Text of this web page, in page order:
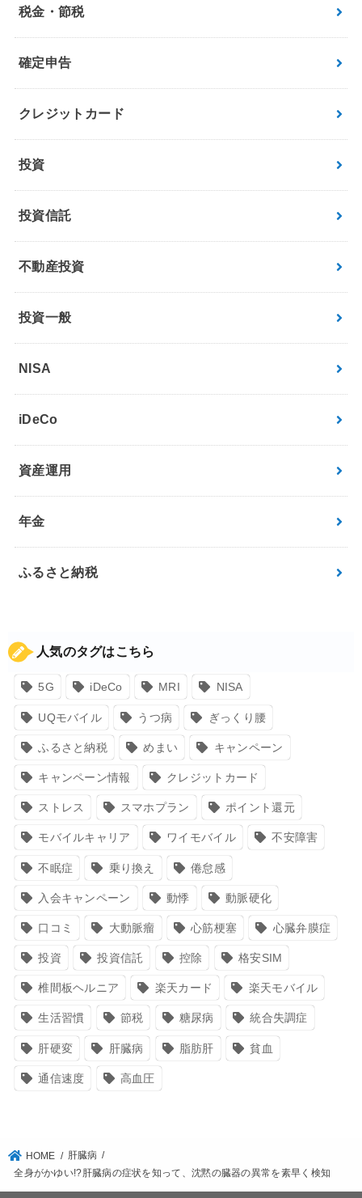
税金・節税
確定申告
クレジットカード
投資
投資信託
不動産投資
投資一般
NISA
iDeCo
資産運用
年金
ふるさと納税
人気のタグはこちら
5G iDeCo MRI NISA
UQモバイル うつ病 ぎっくり腰
ふるさと納税 めまい キャンペーン
キャンペーン情報 クレジットカード
ストレス スマホプラン ポイント還元
モバイルキャリア ワイモバイル 不安障害
不眠症 乗り換え 倦怠感
入会キャンペーン 動悸 動脈硬化
口コミ 大動脈瘤 心筋梗塞 心臓弁膜症
投資 投資信託 控除 格安SIM
椎間板ヘルニア 楽天カード 楽天モバイル
生活習慣 節税 糖尿病 統合失調症
肝硬変 肝臓病 脂肪肝 貧血
通信速度 高血圧
HOME
肝臓病
全身がかゆい!?肝臓病の症状を知って、沈黙の臓器の異常を素早く検知